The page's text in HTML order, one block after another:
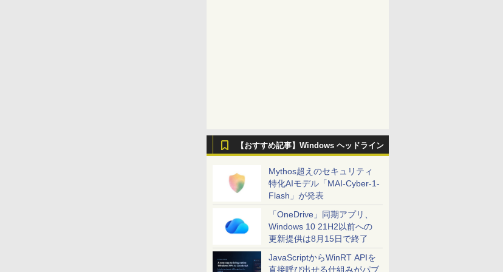
【おすすめ記事】Windows ヘッドライン
Mythos超えのセキュリティ
特化AIモデル「MAI-Cyber-1-
Flash」が発表
「OneDrive」同期アプリ、
Windows 10 21H2以前への
更新提供は8月15日で終了
JavaScriptからWinRT APIを
直接呼び出せる仕組みがパブ